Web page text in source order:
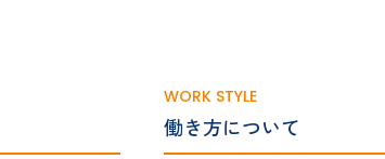
WORK STYLE
働き方について